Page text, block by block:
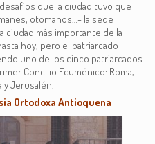
que la ciudad tuvo que
otomanos…- la sede
ciudad más importante de la
hoy, pero el patriarcado
uno de los cinco patriarcados
Concilio Ecuménico: Roma,
y Jerusalén.
Ortodoxa Antioquena